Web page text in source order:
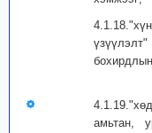
амьтан,